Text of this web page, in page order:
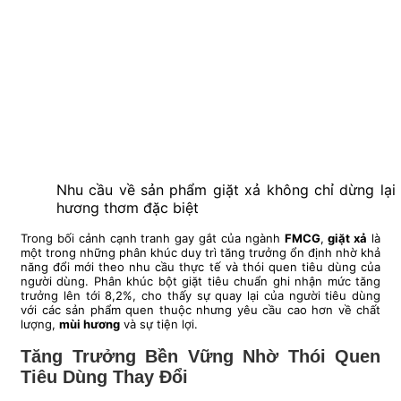
Nhu cầu về sản phẩm giặt xả không chỉ dừng
hương thơm đặc biệt
Trong bối cảnh cạnh tranh gay gắt của ngành FMCG,giặt xả là
một trong những phân khúc duy trì tăng trưởng ổn định nhờ khả
năng đổi mới theo nhu cầu thực tế và thói quen tiêu dùng của
người dùng. Phân khúc bột giặt tiêu chuẩn ghi nhận mức tăng
trưởng lên tới 8,2%, cho thấy sự quay lại của người tiêu dùng
với các sản phẩm quen thuộc nhưng yêu cầu cao hơn về chất
lượng, mùi hương và sự tiện lợi.
Tăng Trưởng Bền Vững Nhờ Thói Quen
Tiêu Dùng Thay Đổi